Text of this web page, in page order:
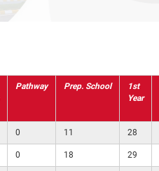
Pathway Prep. School
1st
Year
0 11 28
0 18 29